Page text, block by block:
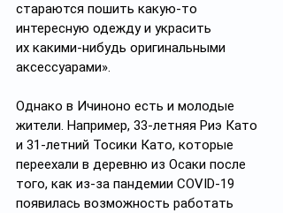
стараются пошить какую-то
интересную одежду и украсить
их какими-нибудь оригинальными
аксессуарами».
Однако в Ичиноно есть и молодые
жители. Например, 33-летняя Риэ Като
и 31-летний Тосики Като, которые
переехали в деревню из Осаки после
того, как из-за пандемии COVID-19
появилась возможность работать